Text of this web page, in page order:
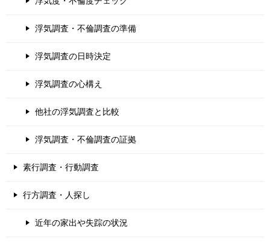
浮気調査・不倫調査の準備
浮気調査の日時決定
浮気調査の心構え
他社の浮気調査と比較
浮気調査・不倫調査の証拠
素行調査・行動調査
行方調査・人探し
近年の家出や失踪の状況